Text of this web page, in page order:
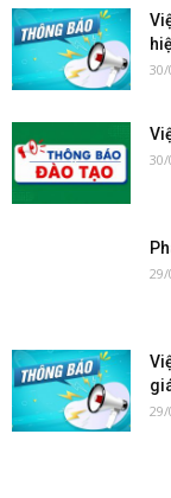
30/
30/
29/
29/